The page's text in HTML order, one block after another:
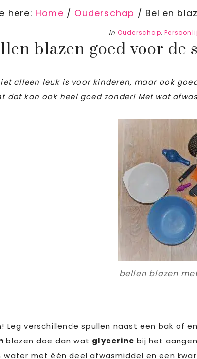
here: Home / Ouderschap / Bellen
in Ouderschap,
blazen goed voor
alleen leuk is voor kinderen, maar ook
dat kan ook heel goed zonder! Met wat
bellen blazen
Leg verschillende spullen naast een bak of
blazen doe dan wat glycerine bij het
water met één deel afwasmiddel en een